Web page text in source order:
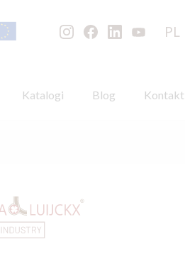
PL
Katalogi Blog Kontakt